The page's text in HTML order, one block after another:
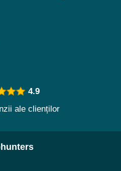
4.9
ale clienților